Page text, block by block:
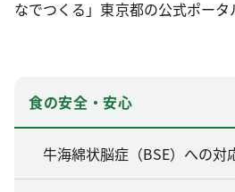
なでつくる」東京都の公式ポータ
食の安全・安心
牛海綿状脳症（BSE）への対